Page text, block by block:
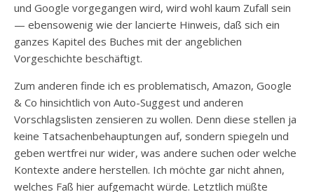
und Google vorgegangen wird, wird wohl kaum Zufall sein
— ebensowenig wie der lancierte Hinweis, daß sich ein
ganzes Kapitel des Buches mit der angeblichen
Vorgeschichte beschäftigt.
Zum anderen finde ich es problematisch, Amazon, Google
& Co hinsichtlich von Auto-Suggest und anderen
Vorschlagslisten zensieren zu wollen. Denn diese stellen ja
keine Tatsachenbehauptungen auf, sondern spiegeln und
geben wertfrei nur wider, was andere suchen oder welche
Kontexte andere herstellen. Ich möchte gar nicht ahnen,
welches Faß hier aufgemacht würde. Letztlich müßte